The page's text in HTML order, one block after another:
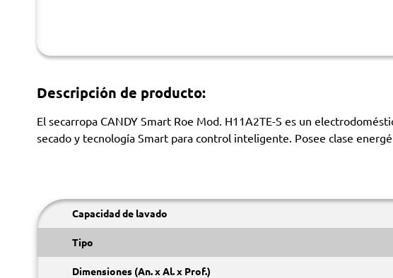
Descripción de producto:
El secarropa CANDY Smart Roe Mod. H11A2TE-S es un
secado y tecnología Smart para control inteligente. Posee clase
Capacidad de lavado
Tipo
Dimensiones (An. x Al. x Prof.)